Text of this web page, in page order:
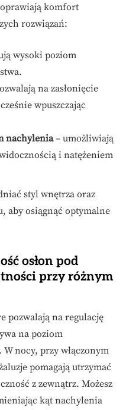
komfort
rozwiązań:
wysoki poziom
na zasłonięcie
wpuszczając
nachylenia– umożliwiają
i natężeniem
styl wnętrza oraz
aby osiągnąć optymalne
osłon pod
przy różnym
pozwalają na regulację
na poziom
nocy, przy włączonym
pomagają utrzymać
z zewnątrz. Możesz
kąt nachylenia